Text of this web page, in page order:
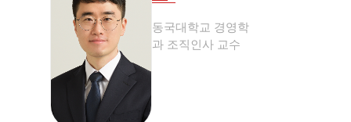
​동국대학교 경영학
과 조직인사 교수